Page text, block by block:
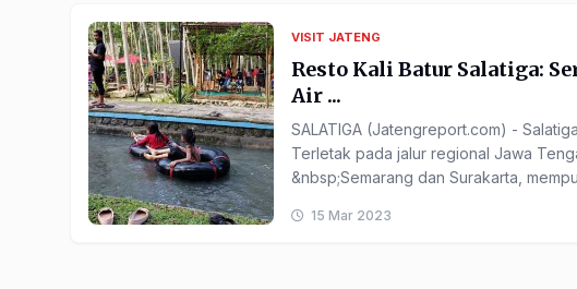
VISIT JATENG
Resto Kali Batur Salatiga:
Air ...
SALATIGA (Jatengreport.com) -
Terletak pada jalur regional Jawa
&nbsp;Semarang dan Surakarta,
15 Mar 2023